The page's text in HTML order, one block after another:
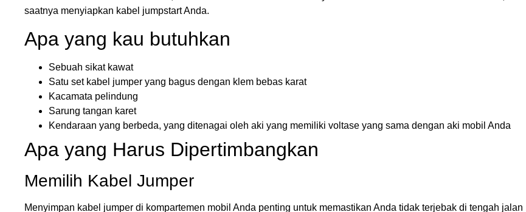
saatnya menyiapkan kabel jumpstart Anda.
Apa yang kau butuhkan
Sebuah sikat kawat
Satu set kabel jumper yang bagus dengan klem bebas karat
Kacamata pelindung
Sarung tangan karet
Kendaraan yang berbeda, yang ditenagai oleh aki yang memiliki voltase yang sama dengan aki mobil Anda
Apa yang Harus Dipertimbangkan
Memilih Kabel Jumper
Menyimpan kabel jumper di kompartemen mobil Anda penting untuk memastikan Anda tidak terjebak di tengah jalan